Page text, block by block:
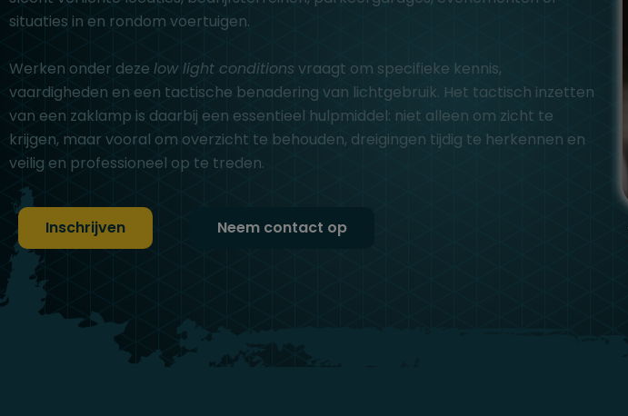
situaties in en rondom voertuigen.
Werken onder deze low light conditions vraagt om specifieke kennis,
vaardigheden en een tactische benadering van lichtgebruik. Het tactisch inzetten
van een zaklamp is daarbij een essentieel hulpmiddel: niet alleen om zicht te
krijgen, maar vooral om overzicht te behouden, dreigingen tijdig te herkennen en
veilig en professioneel op te treden.
Inschrijven Neem contact op